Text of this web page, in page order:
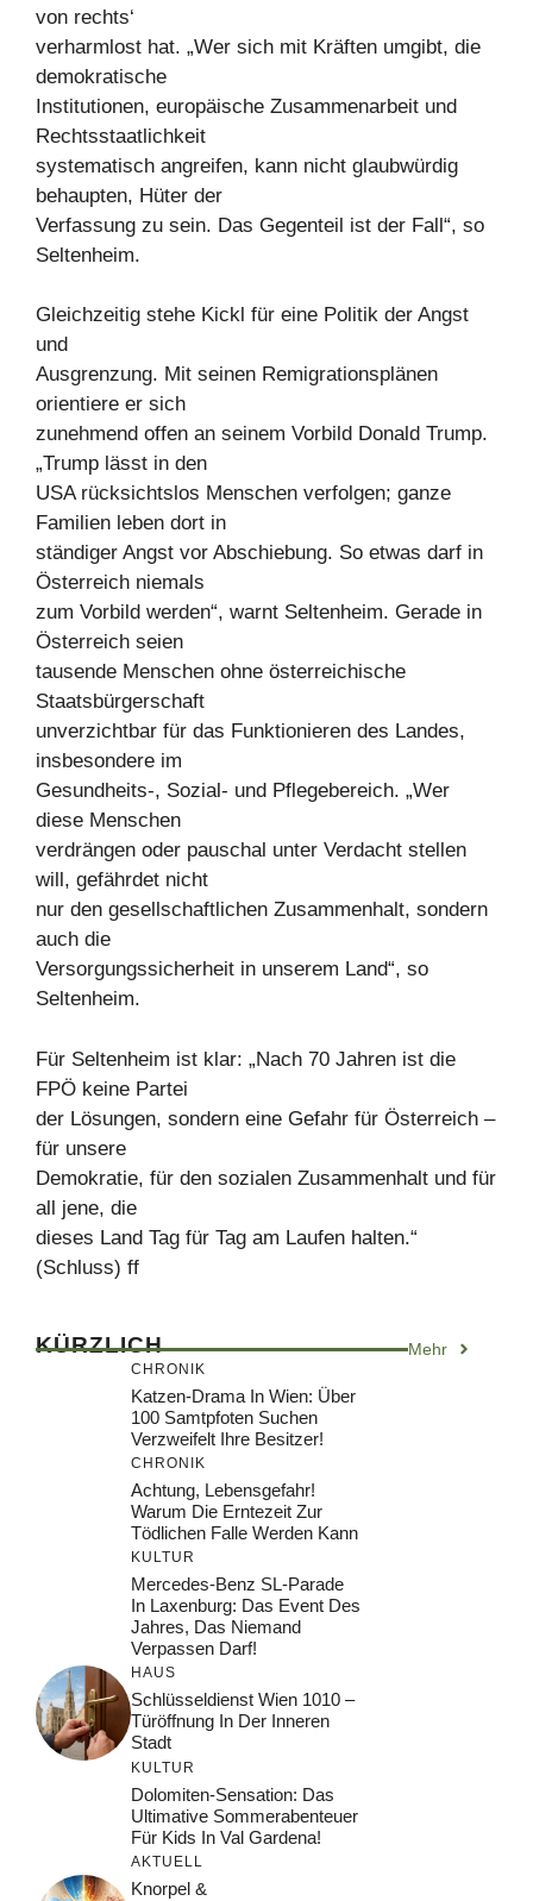
von rechts‘
verharmlost hat. „Wer sich mit Kräften umgibt, die
demokratische
Institutionen, europäische Zusammenarbeit und
Rechtsstaatlichkeit
systematisch angreifen, kann nicht glaubwürdig
behaupten, Hüter der
Verfassung zu sein. Das Gegenteil ist der Fall“, so
Seltenheim.
Gleichzeitig stehe Kickl für eine Politik der Angst
und
Ausgrenzung. Mit seinen Remigrationsplänen
orientiere er sich
zunehmend offen an seinem Vorbild Donald Trump.
„Trump lässt in den
USA rücksichtslos Menschen verfolgen; ganze
Familien leben dort in
ständiger Angst vor Abschiebung. So etwas darf in
Österreich niemals
zum Vorbild werden“, warnt Seltenheim. Gerade in
Österreich seien
tausende Menschen ohne österreichische
Staatsbürgerschaft
unverzichtbar für das Funktionieren des Landes,
insbesondere im
Gesundheits-, Sozial- und Pflegebereich. „Wer
diese Menschen
verdrängen oder pauschal unter Verdacht stellen
will, gefährdet nicht
nur den gesellschaftlichen Zusammenhalt, sondern
auch die
Versorgungssicherheit in unserem Land“, so
Seltenheim.
Für Seltenheim ist klar: „Nach 70 Jahren ist die
FPÖ keine Partei
der Lösungen, sondern eine Gefahr für Österreich –
für unsere
Demokratie, für den sozialen Zusammenhalt und für
all jene, die
dieses Land Tag für Tag am Laufen halten.“
(Schluss) ff
KÜRZLICH Mehr
CHRONIK
Katzen-Drama In Wien: Über
100 Samtpfoten Suchen
Verzweifelt Ihre Besitzer!
CHRONIK
Achtung, Lebensgefahr!
Warum Die Erntezeit Zur
Tödlichen Falle Werden Kann
KULTUR
Mercedes-Benz SL-Parade
In Laxenburg: Das Event Des
Jahres, Das Niemand
Verpassen Darf!
HAUS
Schlüsseldienst Wien 1010 –
Türöffnung In Der Inneren
Stadt
KULTUR
Dolomiten-Sensation: Das
Ultimative Sommerabenteuer
Für Kids In Val Gardena!
AKTUELL
Knorpel &